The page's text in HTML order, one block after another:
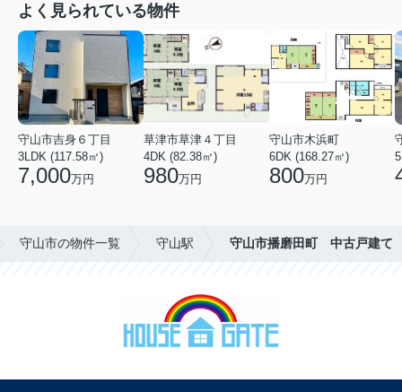
よく見られている物件
守山市吉身６丁目
3LDK (117.58㎡)
7,000万円
草津市草津４丁目
4DK (82.38㎡)
980万円
守山市木浜町
6DK (168.27㎡)
800万円
守山市の物件一覧 守山駅 守山市播磨田町 中古戸建て